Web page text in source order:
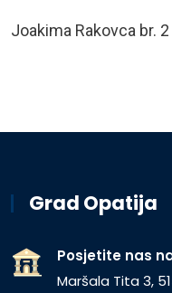
Joakima Rakovca br. 2
Grad Opatija
Posjetite nas
Maršala Tita 3,